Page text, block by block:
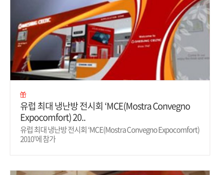
유럽 최대 냉난방 전시회 ‘MCE(Mostra Convegno
Expocomfort) 20..
유럽 최대 냉난방 전시회 ‘MCE(Mostra Convegno Expocomfort)
2010’에 참가